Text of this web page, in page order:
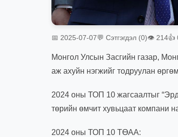
📅 2025-07-07💬 Сэтгэгдэл (0)👁 214👍
Монгол Улсын Засгийн газар,
аж ахуйн нэгжийг тодруулан
2024 оны ТОП 10 жагсаалтыг
төрийн өмчит хувьцаат компани
2024 оны ТОП 10 ТӨАА: